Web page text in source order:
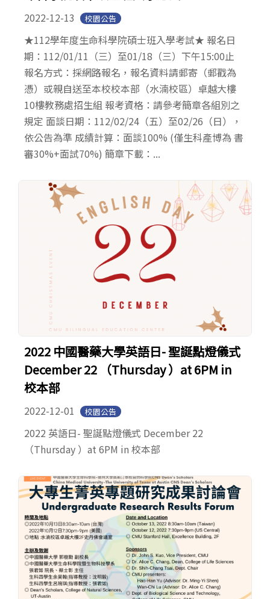
2022-12-13 校園公告
★112學年度生命科學院碩士班入學考試★ 報名日
期：112/01/11（三）至01/18（三）下午15:00止
報名方式：採網路報名，報名資料請郵寄（郵戳為
憑）或親自送至本校校本部（水湳校區）卓越大樓
10樓教務處招生組 報考資格：請參考簡章各組別之
規定 面談日期：112/02/24（五）至02/26（日），
依公告為準 成績計算：面談100% (僅生科產博為 書
審30%+面試70%) 簡章下載：...
2022 中國醫藥大學英語日- 聖誕點燈儀式
December 22 （Thursday ）at 6PM in
校本部
2022-12-01 校園公告
2022 英語日- 聖誕點燈儀式 December 22
（Thursday ）at 6PM in 校本部